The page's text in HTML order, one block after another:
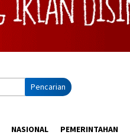
Pencarian
NASIONAL PEMERINTAHAN